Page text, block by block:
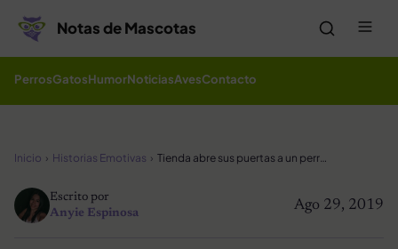
Notas de Mascotas
PerrosGatosHumorNoticiasAvesContacto
Inicio Historias Emotivas Tienda abre sus puertas a un perro sin hogar durante ola de calor
Ago 29, 2019
Escrito por
Anyie Espinosa